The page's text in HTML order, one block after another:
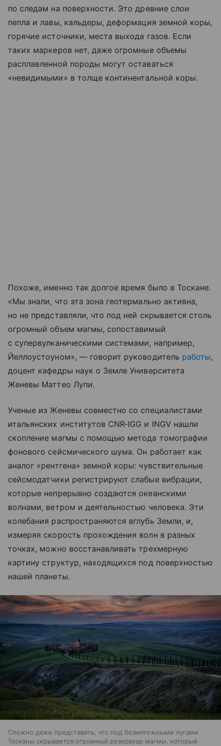
по следам на поверхности. Это древние слои
пепла и лавы, кальдеры, деформация земной коры,
горячие источники, места выхода газов. Если
таких маркеров нет, даже огромные объемы
расплавленной породы могут оставаться
«невидимыми» в толще континентальной коры.
Похоже, именно так долгое время было в Тоскане.
«Мы знали, что эта зона геотермально активна,
но не представляли, что под ней скрывается столь
огромный объем магмы, сопоставимый
с супервулканическими системами, например,
Йеллоустоуном», — говорит руководитель работы,
доцент кафедры наук о Земле Университета
Женевы Маттео Лупи.
Ученые из Женевы совместно со специалистами
итальянских институтов CNR‑IGG и INGV нашли
скопление магмы с помощью метода томографии
фонового сейсмического шума. Он работает как
аналог «рентгена» земной коры: чувствительные
сейсмодатчики регистрируют слабые вибрации,
которые непрерывно создаются океанскими
волнами, ветром и деятельностью человека. Эти
колебания распространяются вглубь Земли, и,
измеряя скорость прохождения волн в разных
точках, можно восстанавливать трехмерную
картину структур, находящихся под поверхностью
нашей планеты.
Сложно даже представить, что под безмятежными лугами
Тосканы скрывается огромный резервуар магмы, который